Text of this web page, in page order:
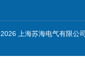
上海苏海电气有限公